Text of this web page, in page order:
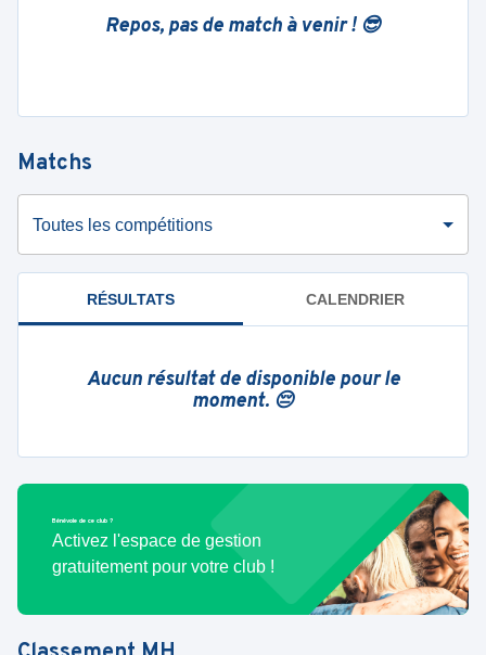
Repos, pas de match à venir ! 😎
Matchs
Toutes les compétitions
RÉSULTATS CALENDRIER
Aucun résultat de disponible pour le
moment. 😔
Bénévole de ce club ?
Activez l'espace de gestion
gratuitement pour votre club !